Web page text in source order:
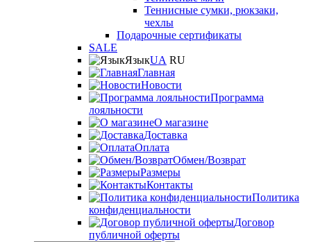
Теннисные сумки, рюкзаки,
чехлы
Подарочные сертификаты
SALE
ЯзыкUA RU
Главная
Новости
Программа
лояльности
О магазине
Доставка
Оплата
Обмен/Возврат
Размеры
Контакты
Политика
конфиденциальности
Договор
публичной оферты